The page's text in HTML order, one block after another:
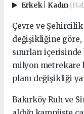
Erkek Kadın
Çevre ve Şehircilik
değişikliğine göre,
sınırları
milyon metrekare
planı değişikliği
Bakırköy Ruh ve